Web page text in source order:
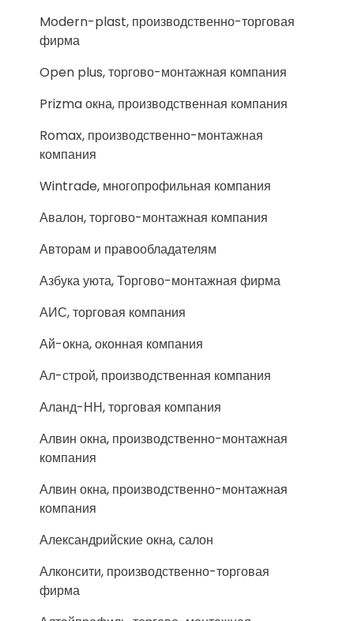
Modern-plast, производственно-торговая
фирма
Open plus, торгово-монтажная компания
Prizma окна, производственная компания
Romax, производственно-монтажная
компания
Wintrade, многопрофильная компания
Авалон, торгово-монтажная компания
Авторам и правообладателям
Азбука уюта, Торгово-монтажная фирма
АИС, торговая компания
Ай-окна, оконная компания
Ал-строй, производственная компания
Аланд-НН, торговая компания
Алвин окна, производственно-монтажная
компания
Алвин окна, производственно-монтажная
компания
Александрийские окна, салон
Алконсити, производственно-торговая
фирма